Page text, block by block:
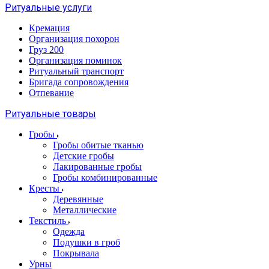
Ритуальные услуги
Кремация
Организация похорон
Груз 200
Организация поминок
Ритуальный транспорт
Бригада сопровождения
Отпевание
Ритуальные товары
Гробы
Гробы обитые тканью
Детские гробы
Лакированные гробы
Гробы комбинированные
Кресты
Деревянные
Металлические
Текстиль
Одежда
Подушки в гроб
Покрывала
Урны